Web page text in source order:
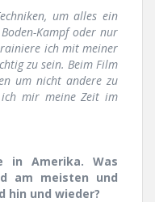
um alles ein
Kampf oder nur
ich mit meiner
zu sein. Beim Film
um nicht andere zu
ich mir meine Zeit im
in Amerika. Was
am meisten und
hin und wieder?